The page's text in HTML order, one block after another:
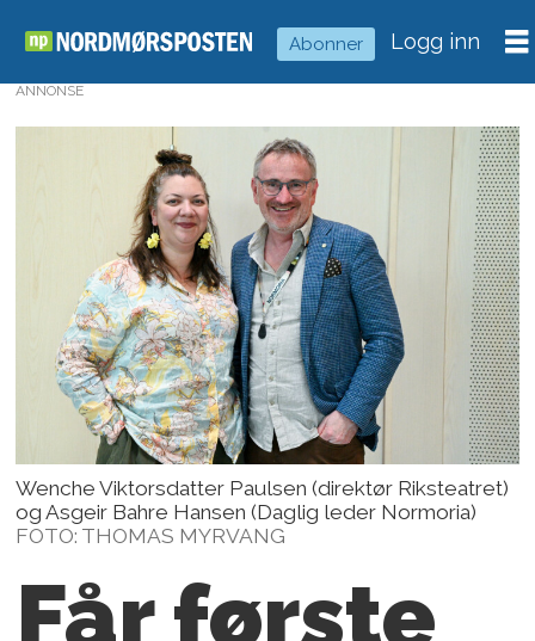
Abonner Logg inn
ANNONSE
Wenche Viktorsdatter Paulsen (direktør Riksteatret)
og Asgeir Bahre Hansen (Daglig leder Normoria)
FOTO: THOMAS MYRVANG
Får første